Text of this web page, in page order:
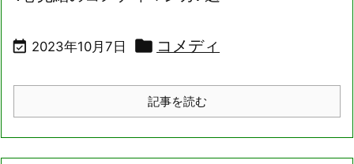
 2023年10月7日  コメディ
記事を読む